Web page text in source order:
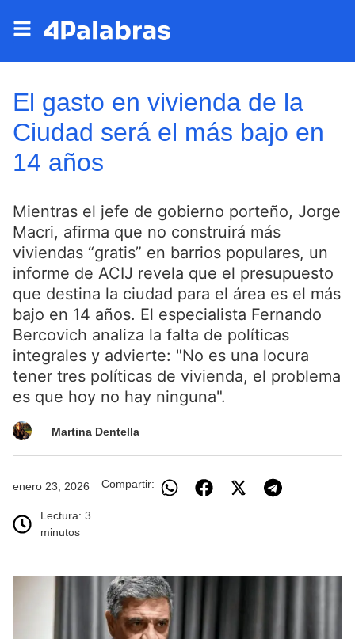
El gasto en vivienda de la
Ciudad será el más bajo en
14 años
Mientras el jefe de gobierno porteño, Jorge
Macri, afirma que no construirá más
viviendas “gratis” en barrios populares, un
informe de ACIJ revela que el presupuesto
que destina la ciudad para el área es el más
bajo en 14 años. El especialista Fernando
Bercovich analiza la falta de políticas
integrales y advierte: "No es una locura
tener tres políticas de vivienda, el problema
es que hoy no hay ninguna".
Martina Dentella
enero 23, 2026
Lectura: 3
minutos
Compartir: